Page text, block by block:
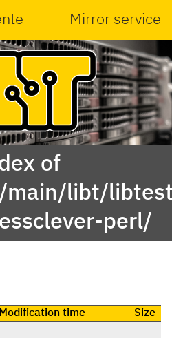
Mirror service
of
main/libt/
perl/
Modification time
Size